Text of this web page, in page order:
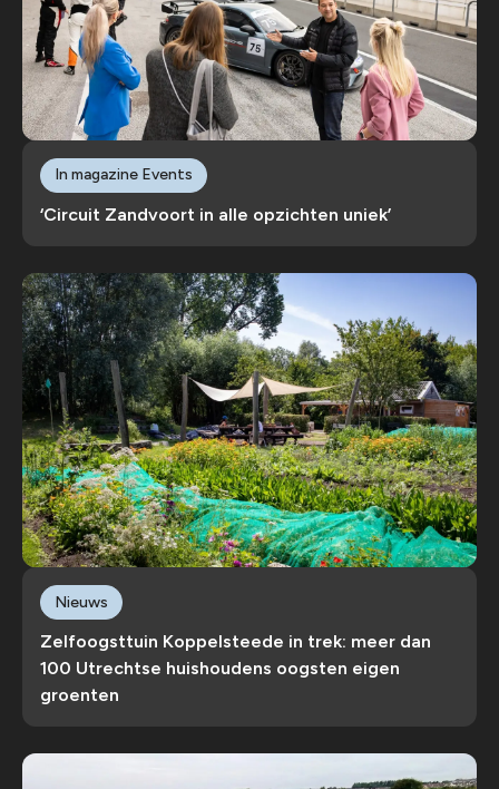
‘Circuit Zandvoort in alle opzichten uniek’
In magazine Events
Zelfoogsttuin Koppelsteede in trek: meer dan
100 Utrechtse huishoudens oogsten eigen
groenten
Nieuws